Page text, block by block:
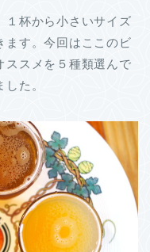
１杯から小さいサイズ
ます。今回はここのビ
ススメを５種類選んで
た。